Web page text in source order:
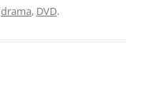
drama, DVD.